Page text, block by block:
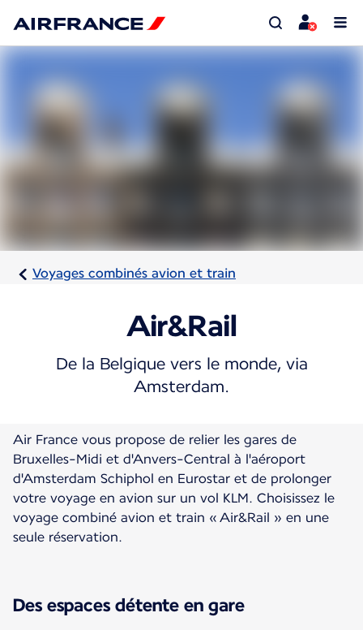
Voyages combinés avion et train
Air&Rail
De la Belgique vers le monde, via
Amsterdam.
Air France vous propose de relier les gares de
Bruxelles-Midi et d'Anvers-Central à l'aéroport
d'Amsterdam Schiphol en Eurostar et de prolonger
votre voyage en avion sur un vol KLM. Choisissez le
voyage combiné avion et train « Air&Rail » en une
Des espaces détente en gare